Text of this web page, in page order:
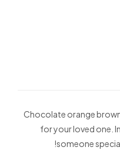
Chocolate orange
for your loved one.
someone